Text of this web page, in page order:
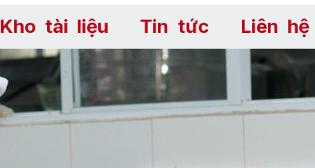
Kho tài liệu Tin tức Liên hệ